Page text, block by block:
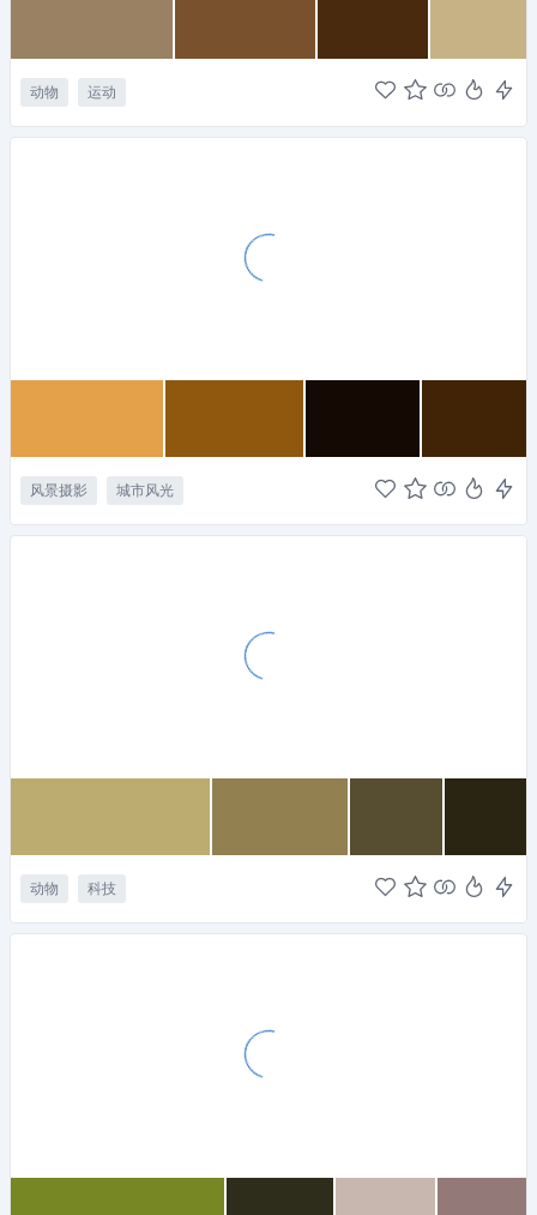
动物 运动
风景摄影 城市风光
动物 科技